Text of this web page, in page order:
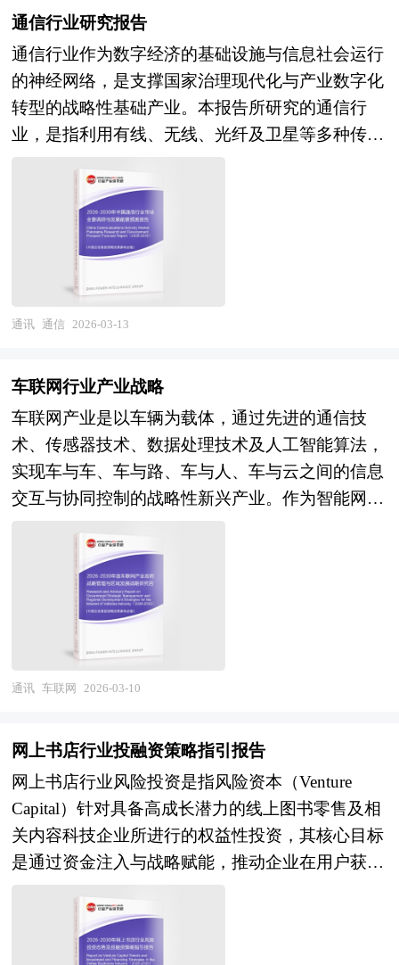
测性维护、远程协作的纵深发展；智慧文旅、沉浸
式演艺、虚拟会展等消费场景将随着硬件成本下降
与内容丰富度提升而迎来爆发增长；教育医疗、应
急演练、军事训练等专业领域的仿真模拟需求将持
续释放。在生态构建维度，空间计算操作系统将成
为争夺产业主导权的关键战场，开放统一的行业标
准与互联互通协议将加速打破生态孤岛，硬件租
赁、内容订阅、解决方案服务等多元化商业模式将
推动产业价值从一次性销售向持续性运营转变。
本研究咨询报告由中研普华咨询公司领衔撰写，在
大量周密的市场调研基础上，主要依据了国家统计
局、国家商务部、国家发改委、国家经济信息中
心、国务院发展研究中心、国家海关总署、全国商
究网、全国及海外相关报刊杂志的基础信息以及扩
展现实（XR）行业研究单位等公布和提供的大量
资料。报告对我国扩展现实（XR）行业的供需状
况、发展现状、子行业发展变化等进行了分析，重
点分析了国内外扩展现实（XR）行业的发展现
行业竞争力，以及行业的投资分析和趋势预测等
等。报告还综合了扩展现实（XR）行业的整体发
展动态，对行业在产品方面提供了参考建议和具体
解决办法。报告对于扩展现实（XR）产品生产企
业、经销商、行业管理部门以及拟进入该行业的投
资者具有重要的参考价值，对于研究我国扩展现实
立。 展望未来，AI视频产业的发展将深度融入数
字内容产业变革和智能社会构建，呈现出"生成能
力跃迁、交互体验沉浸、产业流程重构、治理体系
完善"的演进趋势。在技术演进层面，世界模型
（World Model）与视频生成的结合将提升对物理
规律的理解和长视频一致性，多模态大模型将实现
文本、图像、视频、音频的统一生成和编辑，实时
视频生成和流式渲染将支撑交互式应用和实时通信
场景，AI视频与3D引擎、物理仿真的融合将创造
更加逼真的虚拟体验。在应用拓展层面，AI原生视
频内容平台将涌现，用户从内容消费者转变为内容
共创者；影视工业流程将经历从前期到后期的全链
性化教育视频、实时多语言翻译视频、智能客服视
频将规模化服务亿级用户；数字人与AI视频的结合
将重塑虚拟社交、电商直播、品牌代言等场景。在
产业组织层面，基础大模型提供商、垂直应用开发
商、专业创作者工具、内容分发平台将形成分层协
商业模式，按生成量付费、订阅制、增值服务包等
多元化收入结构将成熟；传统影视、广告、教育行
业的技能结构和组织形态将深刻调整，人机协作成
为新常态。在治理体系层面，AI生成内容的标识和
溯源技术将标准化，版权确权、授权和收益分配机
制将逐步建立，内容审核和安全过滤技术将持续升
周密的市场调研基础上，主要依据了国家统计局、
国家商务部、国家发改委、国家经济信息中心、国
务院发展研究中心、国家海关总署、全国商业信息
中心、中国经济景气监测中心、中国行业研究网、
全国及海外相关报刊杂志的基础信息以及AI视频行
AI视频行业的供需状况、发展现状、子行业发展变
化等进行了分析，重点分析了国内外AI视频行业的
的基础信息以及各省市相关统计单位等公布和提供
的大量资料。对网络购物行业风险投资现状、国际
化进程与外资进入、融资渠道、如何运作风险投
资、退出机制及发展趋势等进行了系统的分析，并
重点分析了网络购物行业风险投资的主要现存问
业的应对策略等。是风险投资公司、研究机构及网
络购物行业相关企业准确了解目前网络购物行业风
险投资业发展动态，把握企业定位和发展方向不可
多得的精品。
图像、视频等多业务融合的综合通信平台，成为构
网和人工智能加速渗透的背景下，传统程控交换技
术正面临深刻重构——软交换（Softswitch）和IP多
媒体子系统（IMS）逐渐成为主流架构，推动通信
网络向云化、虚拟化方向演进。尤其是在远程办公
常态化、企业上云趋势不可逆的当下，基于IP协议
的IPPBX系统迅速普及，它将语音通信集成于统一
的数据网络中，实现跨地域组网、移动分机漫游、
智能路由调度等功能，极大提升了通信效率与灵活
性。网络安全问题日益凸显，程控交换系统成为
APT攻击、话费欺诈等网络犯罪的重点目标，促使
厂商加强加密传输、访问控制与异常行为监测能
计也被提上日程，低功耗芯片、智能温控与模块化
电源管理成为新一代交换机的重要特性。尽管传统
程控交换机产量近年来有所下降，反映出技术迭代
的必然趋势，但其核心理念——程序控制与智能调
度——仍在现代通信体系中持续延展，支撑着从智
技术将进一步融入边缘计算与AI决策体系，实现通
话质量动态优化、故障预测性维护等高级功能，真
正迈向自主感知、自适应调节的“智慧通信”新阶
段。 本研究咨询报告由中研普华咨询公司领衔撰
写，在大量周密的市场调研基础上，主要依据了国
家统计局、国家商务部、国家发改委、国家经济信
业研究网以及国内外多种相关报刊杂志媒体提供的
最新研究资料。本报告对国内外程控交换机行业的
发展状况进行了深入透彻地分析，对我国行业市场
情况、技术现状、供需形势作了详尽研究，重点分
析了国内外重点企业、行业发展趋势以及行业投资
情况，报告还对程控交换机下游行业的发展进行了
探讨，是程控交换机及相关企业、投资部门、研究
机构准确了解目前中国市场发展动态，把握程控交
通信行业研究报告
通信行业作为数字经济的基础设施与信息社会运行
的神经网络，是支撑国家治理现代化与产业数字化
转型的战略性基础产业。本报告所研究的通信行
业，是指利用有线、无线、光纤及卫星等多种传输
态，涵盖移动通信网络、固定宽带网络、传输承载
网络、数据中心基础设施及通信终端设备制造等核
心领域，并延伸至云计算、物联网、工业互联网等
融合应用服务。该行业横跨电磁场与微波技术、光
通信、半导体芯片、软件定义网络及人工智能等多
个高技术领域，具有技术迭代周期短、资本投入强
随着5G规模化商用纵深推进与6G研发加速布局，
算网融合及空天地一体化演进，其产业边界持续拓
展并与实体经济深度融合，成为重塑生产生活方式
与全球竞争格局的关键变量。 当前中国通信产业
正处于从"网络建设"向"价值运营"转型、从"跟随创
新"向"并跑引领"跃升的关键发展阶段。经过多年
持续投入，我国已建成全球规模最大的5G独立组
网网络，光纤宽带渗透率位居世界前列，移动通信
技术标准制定话语权显著提升，一批骨干企业在系
统设备、光通信器件及终端制造领域形成国际竞争
力。然而，产业深层发展挑战依然显现：5G个人
用户渗透率与流量增长未达预期，杀手级应用培育
件及基础软件仍面临一定程度的供应链安全风险；
行业专网与融合应用的市场化商业模式尚不成熟，
跨行业协同壁垒有待破除；6G太赫兹通信、智能
超表面等前沿技术的工程化路径仍需探索。与此同
时，算力网络、确定性网络及卫星互联网等新型基
境、重构价值创造模式开辟新空间。 展望"十五
五"时期，中国通信行业将迎来6G技术预研与5G-A
通讯 通信 2026-03-13
车联网行业产业战略
车联网产业是以车辆为载体，通过先进的通信技
术、传感器技术、数据处理技术及人工智能算法，
实现车与车、车与路、车与人、车与云之间的信息
交互与协同控制的战略性新兴产业。作为智能网联
横跨车载终端设备、通信网络设施、路侧感知系
统、云计算平台、高精度地图、信息安全及运营服
务等多个环节，具有显著的技术交叉性强、安全要
求极高、网络效应明显及区域基础设施依赖性强等
特征。当前，车联网产业正从单车智能向车路云一
体化、从测试示范向规模商用深刻转型，成为交通
心支撑力量。 区域产业规划是地方经济发展战略
线图”，对于区域发展规划来说，就相当于一张蓝
图对一个建筑物的重要性，有了这张“蓝图”，区域
才能在有规划有计划的基础上进行更好的区域建
设。特定区域内某个产业的快速健康发展有赖于当
地政府以前瞻性的眼光拟定科学合理的发展规划，
特别是一些战略性新兴产业更需要地方政府制定切
实可行的扶持和培育规划。通过区域产业规划来确
通讯 车联网 2026-03-10
网上书店行业投融资策略指引报告
网上书店行业风险投资是指风险资本（Venture
Capital）针对具备高成长潜力的线上图书零售及相
关内容科技企业所进行的权益性投资，其核心目标
是通过资金注入与战略赋能，推动企业在用户获
现突破性创新，并在企业价值提升后通过并购、上
市或股权转让等方式退出，以获取长期高额回报。